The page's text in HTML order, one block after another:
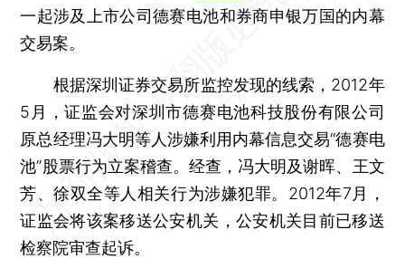
一起涉及上市公司德赛电池和券商申银万国的内幕
交易案。
根据深圳证券交易所监控发现的线索，2012年
5月，证监会对深圳市德赛电池科技股份有限公司
原总经理冯大明等人涉嫌利用内幕信息交易“德赛电
池”股票行为立案稽查。经查，冯大明及谢晖、王文
芳、徐双全等人相关行为涉嫌犯罪。2012年7月，
证监会将该案移送公安机关，公安机关目前已移送
检察院审查起诉。